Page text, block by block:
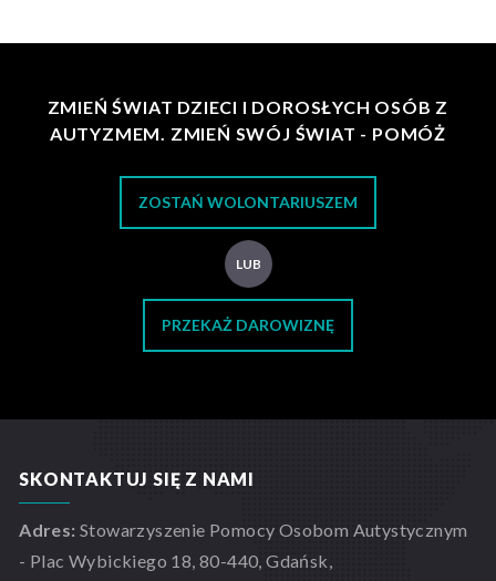
ZMIEŃ ŚWIAT DZIECI I DOROSŁYCH OSÓB Z
AUTYZMEM. ZMIEŃ SWÓJ ŚWIAT - POMÓŻ
ZOSTAŃ WOLONTARIUSZEM
LUB
PRZEKAŻ DAROWIZNĘ
SKONTAKTUJ SIĘ Z NAMI
Adres: Stowarzyszenie Pomocy Osobom Autystycznym
- Plac Wybickiego 18, 80-440, Gdańsk,